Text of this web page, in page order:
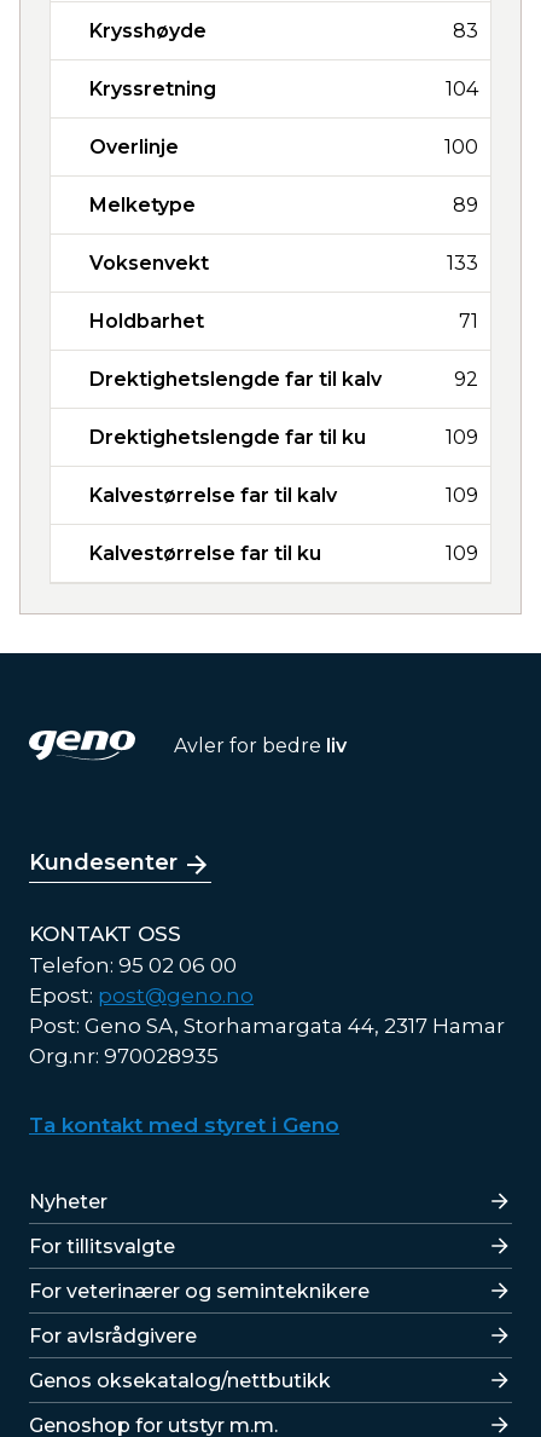
Krysshøyde 83
Kryssretning 104
Overlinje 100
Melketype 89
Voksenvekt 133
Holdbarhet 71
Drektighetslengde far til kalv 92
Drektighetslengde far til ku 109
Kalvestørrelse far til kalv 109
Kalvestørrelse far til ku 109
Avler for bedre liv
Kundesenter
KONTAKT OSS
Telefon: 95 02 06 00
Epost: post@geno.no
Post: Geno SA, Storhamargata 44, 2317 Hamar
Org.nr: 970028935
Ta kontakt med styret i Geno
Lenker
Nyheter
For tillitsvalgte
For veterinærer og seminteknikere
For avlsrådgivere
Lenker
Genos oksekatalog/nettbutikk
Genoshop for utstyr m.m.